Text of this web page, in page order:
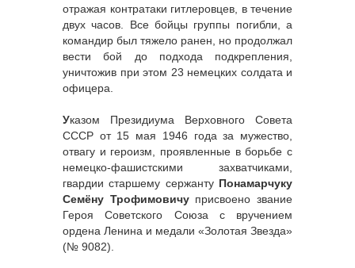
отражая контратаки гитлеровцев, в течение
двух часов. Все бойцы группы погибли, а
командир был тяжело ранен, но продолжал
вести бой до подхода подкрепления,
уничтожив при этом 23 немецких солдата и
офицера.
Указом Президиума Верховного Совета
СССР от 15 мая 1946 года за мужество,
отвагу и героизм, проявленные в борьбе с
немецко-фашистскими захватчиками,
гвардии старшему сержанту Понамарчуку
Семёну Трофимовичуприсвоено звание
Героя Советского Союза с вручением
ордена Ленина и медали «Золотая Звезда»
(№ 9082).